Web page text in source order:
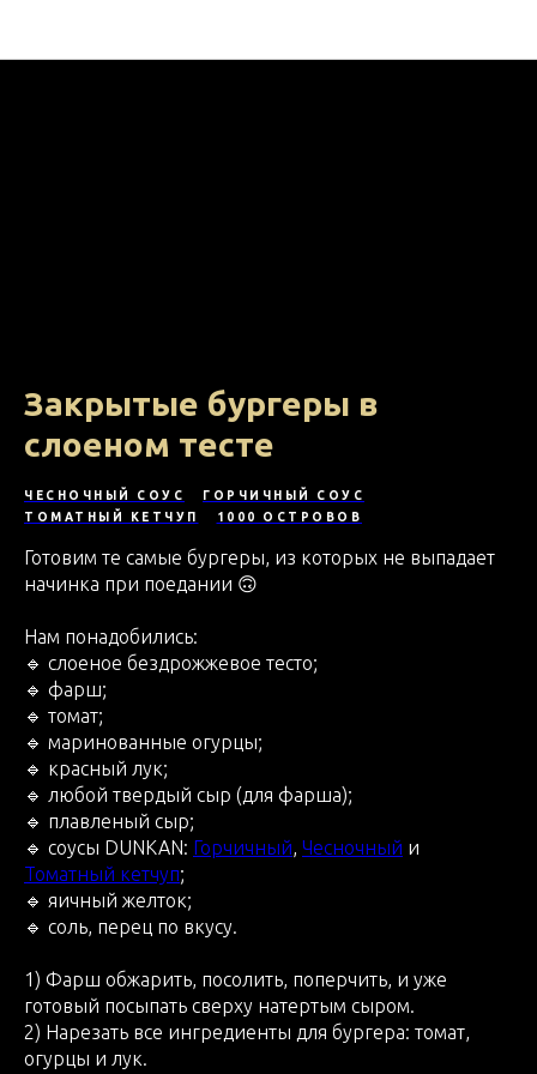
Закрытые бургеры в
слоеном тесте
ЧЕСНОЧНЫЙ СОУС
ГОРЧИЧНЫЙ СОУС
ТОМАТНЫЙ КЕТЧУП
1000 ОСТРОВОВ
Готовим те самые бургеры, из которых не выпадает
начинка при поедании 🙃
Нам понадобились:
🔹 слоеное бездрожжевое тесто;
🔹 фарш;
🔹 томат;
🔹 маринованные огурцы;
🔹 красный лук;
🔹 любой твердый сыр (для фарша);
🔹 плавленый сыр;
🔹 соусы DUNKAN: Горчичный Чесночный и
Томатный кетчуп;
🔹 яичный желток;
🔹 соль, перец по вкусу.
1) Фарш обжарить, посолить, поперчить, и уже
готовый посыпать сверху натертым сыром.
2) Нарезать все ингредиенты для бургера: томат,
огурцы и лук.